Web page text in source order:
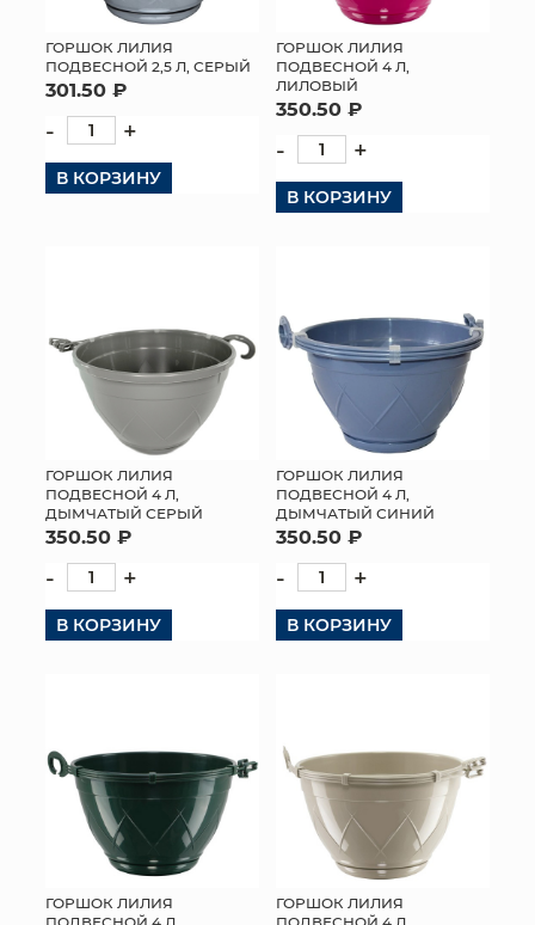
ГОРШОК ЛИЛИЯ
ПОДВЕСНОЙ 2,5 Л, СЕРЫЙ
301.50 ₽
- +
В КОРЗИНУ
ГОРШОК ЛИЛИЯ
ПОДВЕСНОЙ 4 Л,
ЛИЛОВЫЙ
350.50 ₽
- +
В КОРЗИНУ
ГОРШОК ЛИЛИЯ
ПОДВЕСНОЙ 4 Л,
ДЫМЧАТЫЙ СЕРЫЙ
350.50 ₽
- +
В КОРЗИНУ
ГОРШОК ЛИЛИЯ
ПОДВЕСНОЙ 4 Л,
ДЫМЧАТЫЙ СИНИЙ
350.50 ₽
- +
В КОРЗИНУ
ГОРШОК ЛИЛИЯ
ГОРШОК ЛИЛИЯ